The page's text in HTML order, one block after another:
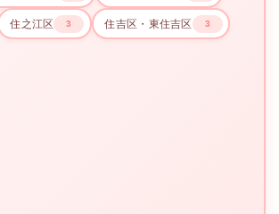
住之江区 3 住吉区・東住吉区 3